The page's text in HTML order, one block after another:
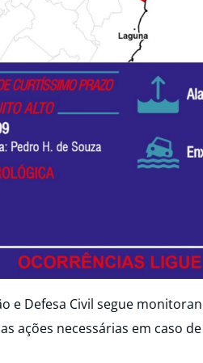
e Defesa Civil segue
ações necessárias em caso